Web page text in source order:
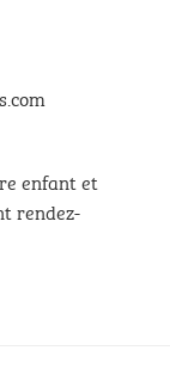
enfant et
rendez-